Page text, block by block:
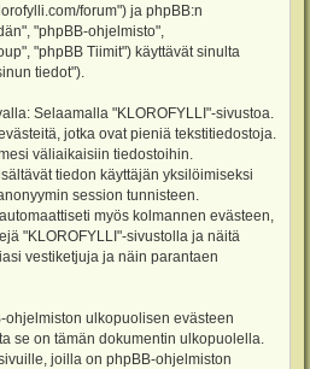
forum") ja phpBB:n
"phpBB-ohjelmisto",
"phpBB Tiimit") käyttävät sinulta
tiedot").
Selaamalla "KLOROFYLLI"-sivustoa.
jotka ovat pieniä tekstitiedostoja.
väliaikaisiin tiedostoihin.
tiedon käyttäjän yksilöimiseksi
session tunnisteen.
myös kolmannen evästeen,
"KLOROFYLLI"-sivustolla ja näitä
vestiketjuja ja näin parantaen
ulkopuolisen evästeen
se on tämän dokumentin ulkopuolella.
joilla on phpBB-ohjelmiston